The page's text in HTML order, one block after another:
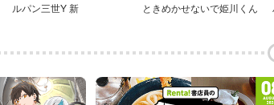
ルパン三世Y 新 ときめかせないで姫川くん